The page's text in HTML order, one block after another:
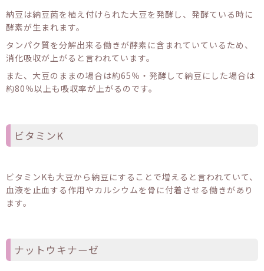
納豆は納豆菌を植え付けられた大豆を発酵し、発酵ている時に
酵素が生まれます。
タンパク質を分解出来る働きが酵素に含まれていているため、
消化吸収が上がると言われています。
また、大豆のままの場合は約65％・発酵して納豆にした場合は
約80％以上も吸収率が上がるのです。
ビタミンK
ビタミンKも大豆から納豆にすることで増えると言われていて、
血液を止血する作用やカルシウムを骨に付着させる働きがあり
ます。
ナットウキナーゼ